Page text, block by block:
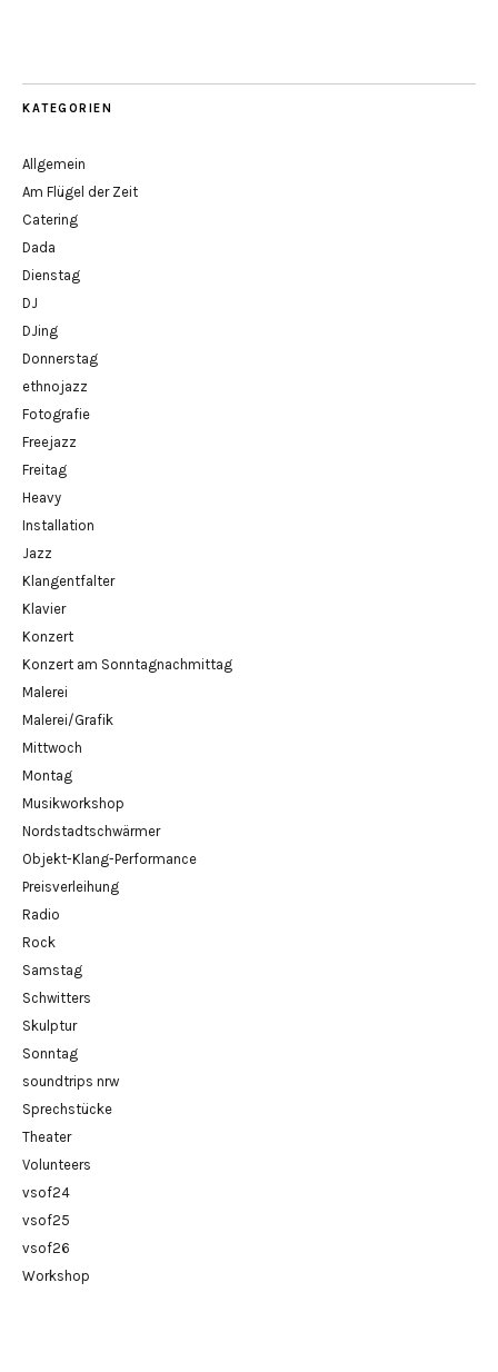
KATEGORIEN
Allgemein
Am Flügel der Zeit
Catering
Dada
Dienstag
DJ
DJing
Donnerstag
ethnojazz
Fotografie
Freejazz
Freitag
Heavy
Installation
Jazz
Klangentfalter
Klavier
Konzert
Konzert am Sonntagnachmittag
Malerei
Malerei/Grafik
Mittwoch
Montag
Musikworkshop
Nordstadtschwärmer
Objekt-Klang-Performance
Preisverleihung
Radio
Rock
Samstag
Schwitters
Skulptur
Sonntag
soundtrips nrw
Sprechstücke
Theater
Volunteers
vsof24
vsof25
vsof26
Workshop